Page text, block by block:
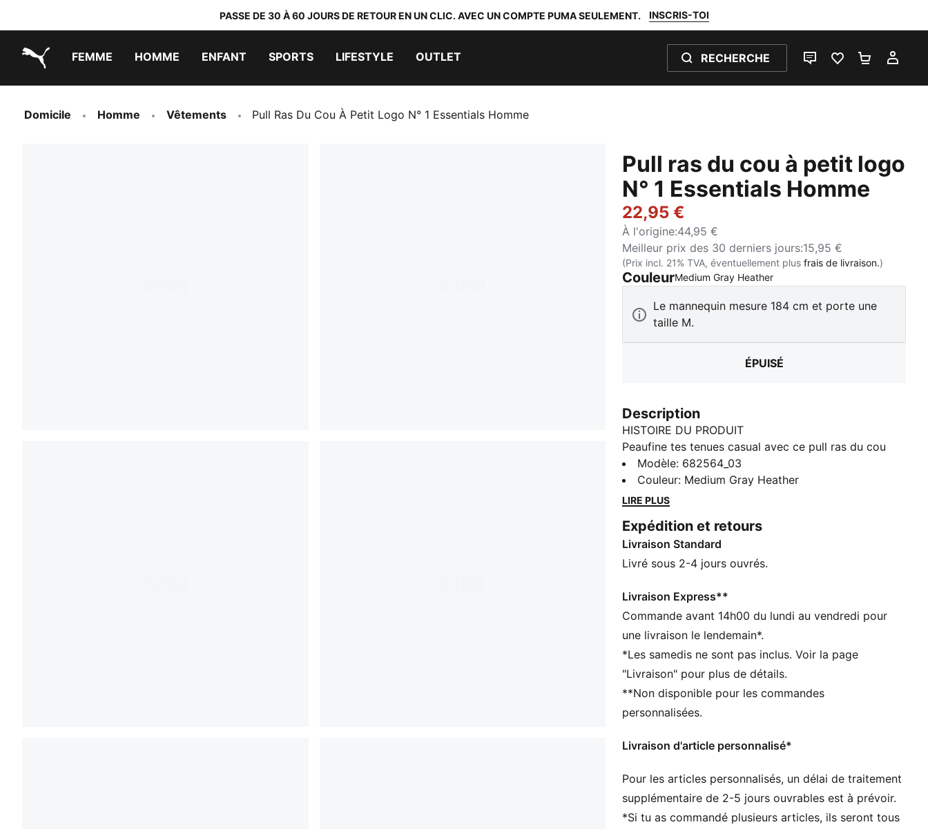
PASSE DE 30 À 60 JOURS DE RETOUR EN UN CLIC. AVEC UN COMPTE PUMA SEULEMENT. INSCRIS-TOI
FEMME HOMME ENFANT SPORTS LIFESTYLE OUTLET RECHERCHE
LIVE CHATFAVORIS 0PANIER 0
Domicile Homme Vêtements Pull Ras Du Cou À Petit Logo N° 1 Essentials Homme
Pull ras du cou à petit logo
N° 1 Essentials Homme
22,95 €
À l'origine:44,95 €
Meilleur prix des 30 derniers jours:15,95 €
(Prix incl. 21% TVA, éventuellement plusfrais de livraison.)
CouleurMedium Gray Heather:
Le mannequin mesure 184 cm et porte une
taille M.
ÉPUISÉ
Description
HISTOIRE DU PRODUIT
Peaufine tes tenues casual avec ce pull ras du cou
polyvalent. Logo PUMA N° 1 brodé et finitions
côtelées au niveau des poignets et de l'ourlet : c’est
l’allié de tes looks décontractés. Montre ton amour
CARACTÉRISTIQUES + AVANTAGES
Confectionné avec un minimum de 50 % de matériaux
recyclés
Coupe régulière
French terry
Longueur standard
Manches longues
Détails brandés PUMA
Modèle: 682564_03
Couleur: Medium Gray Heather
LIRE PLUS
Expédition et retours
Livraison Standard
Livré sous 2-4 jours ouvrés.
Livraison Express**
Commande avant 14h00 du lundi au vendredi pour
une livraison le lendemain*.
*Les samedis ne sont pas inclus. Voir la page
"Livraison" pour plus de détails.
**Non disponible pour les commandes
personnalisées.
Livraison d'article personnalisé*
Pour les articles personnalisés, un délai de traitement
supplémentaire de 2-5 jours ouvrables est à prévoir.
*Si tu as commandé plusieurs articles, ils seront tous